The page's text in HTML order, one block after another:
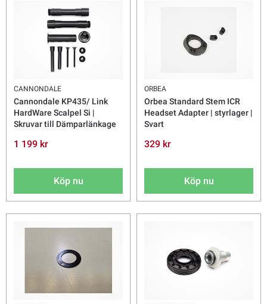
CANNONDALE
Cannondale KP435/ Link
HardWare Scalpel Si |
Skruvar till Dämparlänkage
1 199 kr
Köp nu
ORBEA
Orbea Standard Stem ICR
Headset Adapter | styrlager |
Svart
329 kr
Köp nu